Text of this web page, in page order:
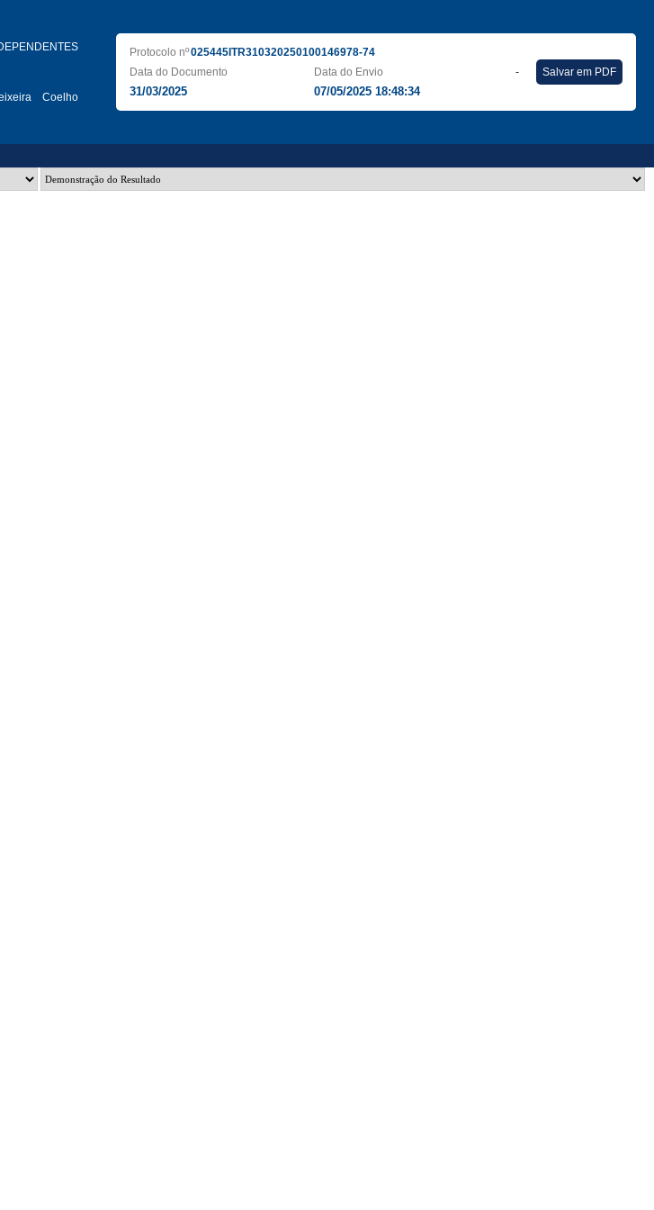
Coelho
Protocolo nº025445ITR310320250100146978-74
Data do Documento
31/03/2025
Data do Envio
07/05/2025 18:48:34
- Salvar em PDF